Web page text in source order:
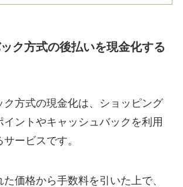
ク方式の後払いを現金化する
ク方式の現金化は、ショッピング
イントやキャッシュバックを利用
ービスです。
価格から手数料を引いた上で、